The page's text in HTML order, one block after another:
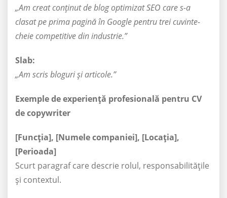
„Am creat conținut de blog optimizat SEO care s-a
clasat pe prima pagină în Google pentru trei cuvinte-
cheie competitive din industrie.”
Slab:
„Am scris bloguri și articole.”
Exemple de experiență profesională pentru CV
de copywriter
[Funcția], [Numele companiei], [Locația],
[Perioada]
Scurt paragraf care descrie rolul, responsabilitățile
și contextul.